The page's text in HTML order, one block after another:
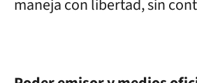
maneja con libertad, sin